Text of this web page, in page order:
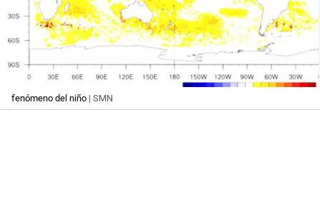
fenómeno del niño | SMN